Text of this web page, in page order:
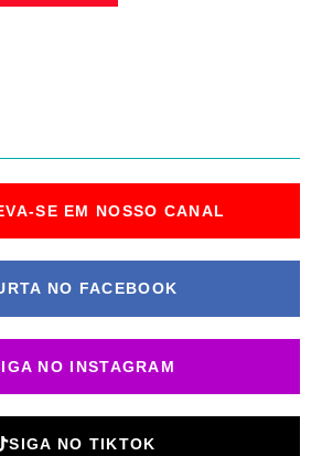
SE EM NOSSO CANAL
NO FACEBOOK
NO INSTAGRAM
SIGA NO TIKTOK